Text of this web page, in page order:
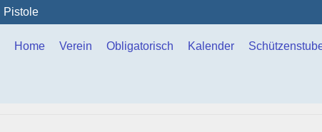
Pistole
Home Verein Obligatorisch Kalender